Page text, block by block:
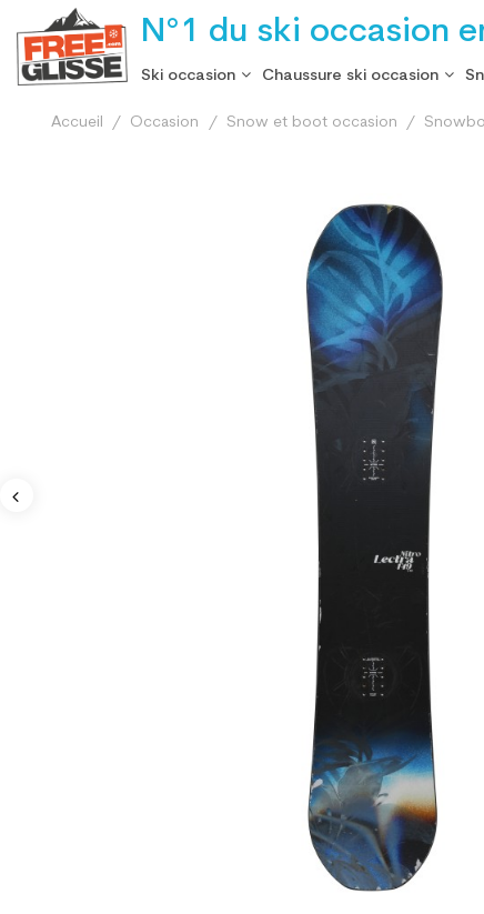
N°1 du ski occasion
Ski occasion Chaussure ski occasion
Accueil Occasion Snow et boot occasion